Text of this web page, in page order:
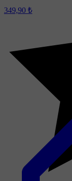
349,90 ₺